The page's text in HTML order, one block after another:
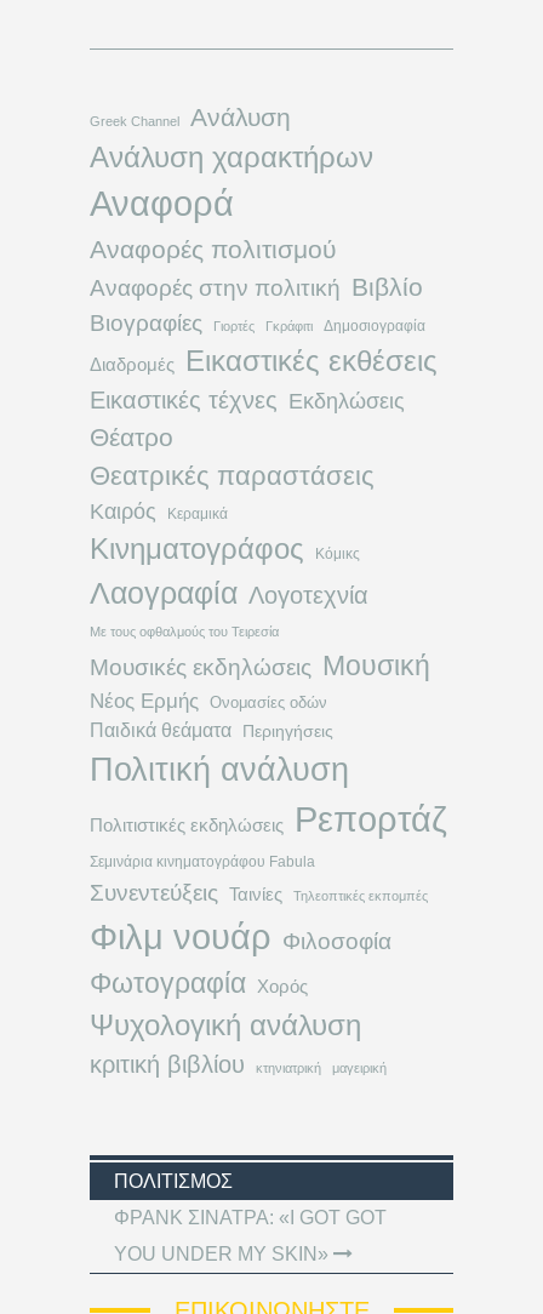
Greek Channel Ανάλυση
Ανάλυση χαρακτήρων
Αναφορά
Αναφορές πολιτισμού
Αναφορές στην πολιτική Βιβλίο
Βιογραφίες Γιορτές Γκράφιτι Δημοσιογραφία
Διαδρομές Εικαστικές εκθέσεις
Εικαστικές τέχνες Εκδηλώσεις
Θέατρο
Θεατρικές παραστάσεις
Καιρός Κεραμικά
Κινηματογράφος Κόμικς
Λαογραφία Λογοτεχνία
Με τους οφθαλμούς του Τειρεσία
Μουσικές εκδηλώσεις Μουσική
Νέος Ερμής Ονομασίες οδών
Παιδικά θεάματα Περιηγήσεις
Πολιτική ανάλυση
Πολιτιστικές εκδηλώσεις Ρεπορτάζ
Σεμινάρια κινηματογράφου Fabula
Συνεντεύξεις Ταινίες Τηλεοπτικές εκπομπές
Φιλμ νουάρ Φιλοσοφία
Φωτογραφία Χορός
Ψυχολογική ανάλυση
κριτική βιβλίου κτηνιατρική μαγειρική
ΠΟΛΙΤΙΣΜΌΣ
ΦΡΑΝΚ ΣΙΝΑΤΡΑ: «I GOT GOT
YOU UNDER MY SKIN»